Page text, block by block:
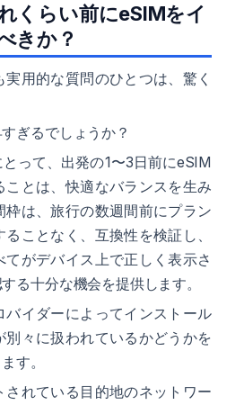
くらい前にeSIMをイ
きか？
用的な質問のひとつは、驚く
ぎるでしょうか？
って、出発の1〜3日前にeSIM
ことは、快適なバランスを生み
枠は、旅行の数週間前にプラン
ことなく、互換性を検証し、
がデバイス上で正しく表示さ
る十分な機会を提供します。
バイダーによってインストール
別々に扱われているかどうかを
す。
されている目的地のネットワー